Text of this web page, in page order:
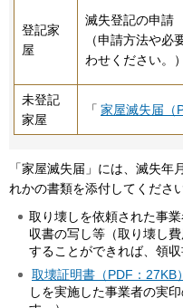
登記家
屋
滅失登記の申請
（申請方法や
わせください。）
未登記
家屋
「 家屋滅失届（
「家屋滅失届」には、滅失
れかの書類を添付してください
取り壊しを依頼された事
収書の写し等（取り壊し
することができれば、領収
取壊証明書（PDF：27KB）
しを実施した事業者の実